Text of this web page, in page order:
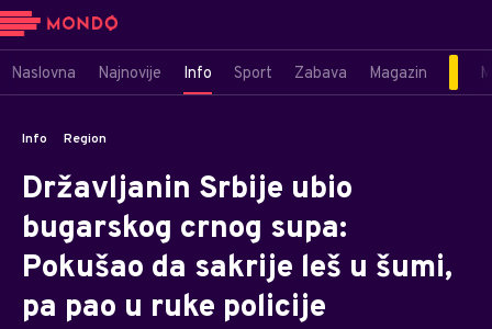
Naslovna Najnovije Info Sport Zabava Magazin
Info Region
Državljanin Srbije ubio
bugarskog crnog supa:
Pokušao da sakrije leš u šumi,
pa pao u ruke policije